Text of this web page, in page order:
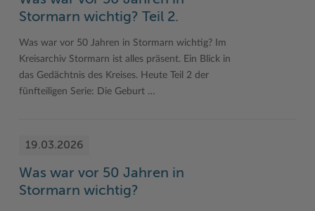
Stormarn wichtig? Teil 2.
Was war vor 50 Jahren in Stormarn wichtig? Im
Kreisarchiv Stormarn ist alles präsent. Ein Blick in
das Gedächtnis des Kreises. Heute Teil 2 der
fünfteiligen Serie: Die Geburt …
19.03.2026
Was war vor 50 Jahren in
Stormarn wichtig?